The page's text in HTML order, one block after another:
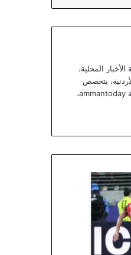
خبرة تتجاوز 10 سنوات في تغطية الأخبار المحلية،
يتخصص
يزن الآن في تقديم تقارير استقصائية وتحليلات موثوقة ومبنية على الحقائق حصرياً عبر بوابة ammantoday،